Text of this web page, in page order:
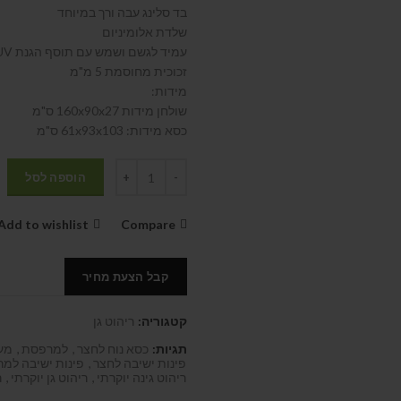
בד סלינג עבה ורך במיוחד
שלדת אלומיניום
עמיד לגשם ושמש עם תוסף הגנת UV
זכוכית מחוסמת 5 מ"מ
מידות:
שולחן מידות 160x90x27 ס"מ
כסא מידות: 61x93x103 ס"מ
הוספה לסל
Compare
to wishlist
קבל הצעת מחיר
קטגוריה: ריהוט גן
תגיות: כסא נוח לחצר למרפסת
פינות ישיבה לחצר
פינות ישיבה
ריהוט גינה יוקרתי
ריהוט גן יוקרתי